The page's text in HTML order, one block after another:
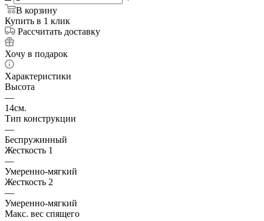
В корзину
Купить в 1 клик
Рассчитать доставку
Хочу в подарок
Характеристики
Высота
—
14см.
Тип конструкции
—
Беспружинный
Жесткость 1
—
Умеренно-мягкий
Жесткость 2
—
Умеренно-мягкий
Макс. вес спящего